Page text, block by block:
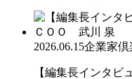
2026.06.15企業家倶
【編集長インタビ